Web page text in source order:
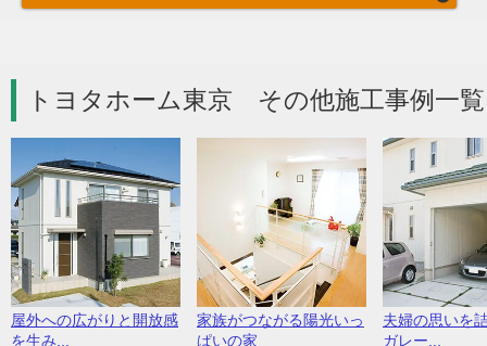
トヨタホーム東京 その他施工事例一
屋外への広がりと開放感
を生み...
家族がつながる陽光いっ
ぱいの家
夫婦の思いを
ガレー...